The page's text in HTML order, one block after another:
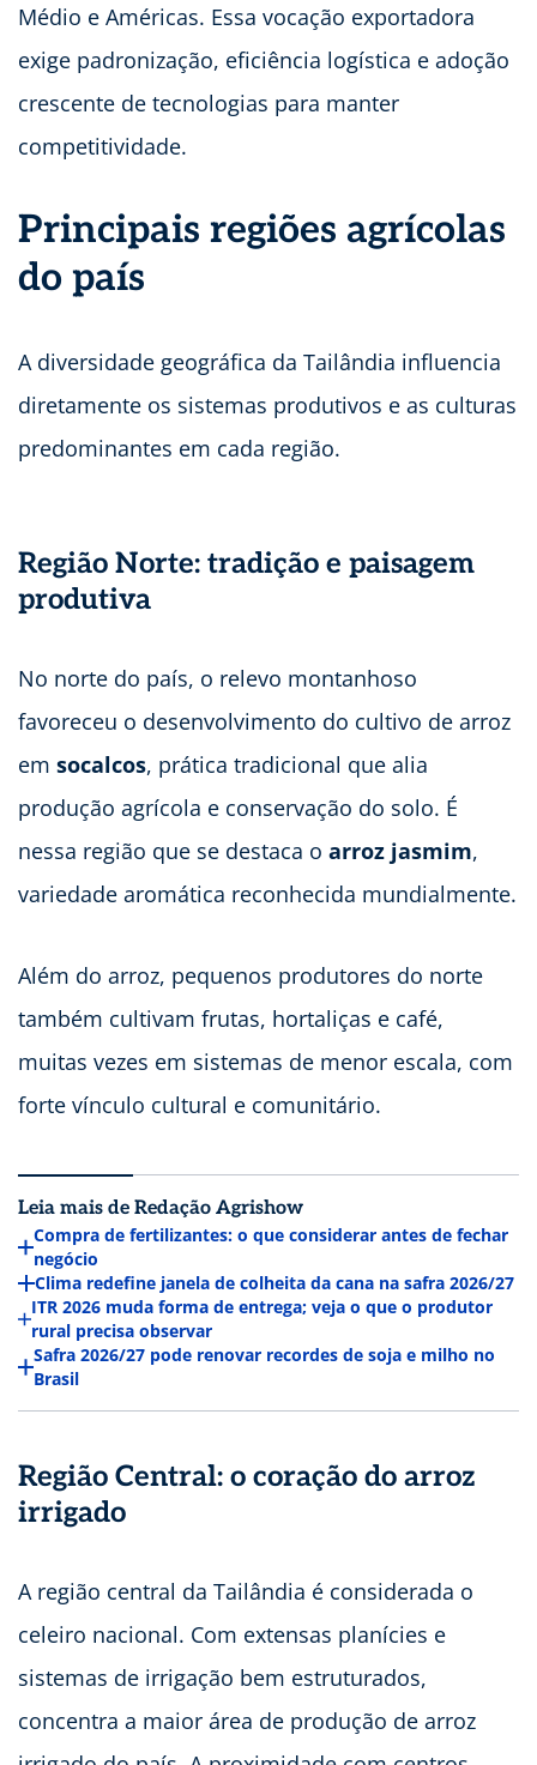
Médio e Américas. Essa vocação exportadora
exige padronização, eficiência logística e adoção
crescente de tecnologias para manter
competitividade.
Principais regiões agrícolas
do país
A diversidade geográfica da Tailândia influencia
diretamente os sistemas produtivos e as culturas
predominantes em cada região.
Região Norte: tradição e paisagem
produtiva
No norte do país, o relevo montanhoso
favoreceu o desenvolvimento do cultivo de arroz
em socalcos, prática tradicional que alia
produção agrícola e conservação do solo. É
nessa região que se destaca o arroz jasmim,
variedade aromática reconhecida mundialmente.
Além do arroz, pequenos produtores do norte
também cultivam frutas, hortaliças e café,
muitas vezes em sistemas de menor escala, com
forte vínculo cultural e comunitário.
Leia mais de Redação Agrishow
Compra de fertilizantes: o que considerar antes de fechar
negócio
Clima redefine janela de colheita da cana na safra 2026/27
ITR 2026 muda forma de entrega; veja o que o produtor
rural precisa observar
Safra 2026/27 pode renovar recordes de soja e milho no
Brasil
Região Central: o coração do arroz
irrigado
A região central da Tailândia é considerada o
celeiro nacional. Com extensas planícies e
sistemas de irrigação bem estruturados,
concentra a maior área de produção de arroz